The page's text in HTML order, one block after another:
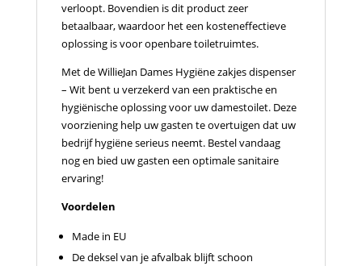
verloopt. Bovendien is dit product zeer
betaalbaar, waardoor het een kosteneffectieve
oplossing is voor openbare toiletruimtes.
Met de WillieJan Dames Hygiëne zakjes dispenser
– Wit bent u verzekerd van een praktische en
hygiënische oplossing voor uw damestoilet. Deze
voorziening help uw gasten te overtuigen dat uw
bedrijf hygiëne serieus neemt. Bestel vandaag
nog en bied uw gasten een optimale sanitaire
ervaring!
Voordelen
Made in EU
De deksel van je afvalbak blijft schoon